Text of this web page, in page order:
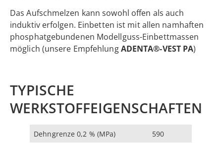
Das Aufschmelzen kann sowohl offen als auch
induktiv erfolgen. Einbetten ist mit allen namhaften
phosphatgebundenen Modellguss-Einbettmassen
möglich (unsere EmpfehlungADENTA®-VEST PA)
TYPISCHE
WERKSTOFFEIGENSCHAFTEN
Dehngrenze 0,2 % (MPa)
590